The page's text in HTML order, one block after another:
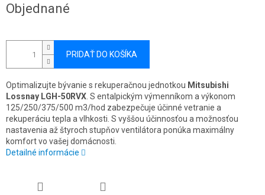
cena:
Objednané
PRIDAŤ DO KOŠÍKA
Optimalizujte bývanie s rekuperačnou jednotkou Mitsubishi
Lossnay LGH-50RVX. S entalpickým výmenníkom a výkonom
125/250/375/500 m3/hod zabezpečuje účinné vetranie a
rekuperáciu tepla a vlhkosti. S vyššou účinnosťou a možnosťou
nastavenia až štyroch stupňov ventilátora ponúka maximálny
komfort vo vašej domácnosti.
Detailné informácie